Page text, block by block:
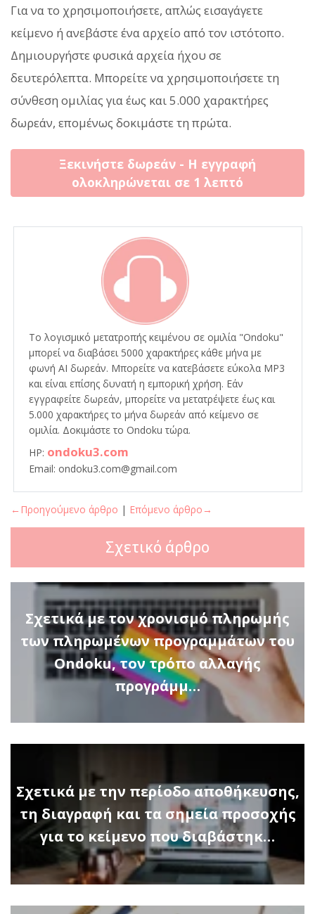
Για να το χρησιμοποιήσετε, απλώς εισαγάγετε
κείμενο ή ανεβάστε ένα αρχείο από τον ιστότοπο.
Δημιουργήστε φυσικά αρχεία ήχου σε
δευτερόλεπτα. Μπορείτε να χρησιμοποιήσετε τη
σύνθεση ομιλίας για έως και 5.000 χαρακτήρες
δωρεάν, επομένως δοκιμάστε τη πρώτα.
Ξεκινήστε δωρεάν - Η εγγραφή
ολοκληρώνεται σε 1 λεπτό
Το λογισμικό μετατροπής κειμένου σε ομιλία "Ondoku"
μπορεί να διαβάσει 5000 χαρακτήρες κάθε μήνα με
φωνή AI δωρεάν. Μπορείτε να κατεβάσετε εύκολα MP3
και είναι επίσης δυνατή η εμπορική χρήση. Εάν
εγγραφείτε δωρεάν, μπορείτε να μετατρέψετε έως και
5.000 χαρακτήρες το μήνα δωρεάν από κείμενο σε
ομιλία. Δοκιμάστε το Ondoku τώρα.
HP: ondoku3.com
Email: ondoku3.com@gmail.com
←Προηγούμενο άρθρο | Επόμενο άρθρο→
Σχετικό άρθρο
Σχετικά με τον χρονισμό πληρωμής
των πληρωμένων προγραμμάτων του
Ondoku, τον τρόπο αλλαγής
προγράμμ…
Σχετικά με την περίοδο αποθήκευσης,
τη διαγραφή και τα σημεία προσοχής
για το κείμενο που διαβάστηκ…